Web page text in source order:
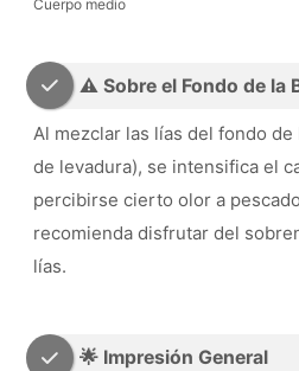
Cuerpo medio
⚠️ Sobre el Fondo de la
Al mezclar las lías del fondo
de levadura), se intensifica el
percibirse cierto olor a
recomienda disfrutar del
lías.
🌟 Impresión General